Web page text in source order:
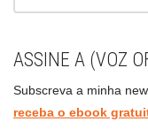
ASSINE A (VOZ
Subscreva a minha
receba o ebook